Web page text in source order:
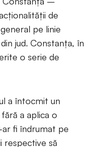
de
pe linie
jud. Constanța, în
o serie de
a întocmit un
a aplica o
fi îndrumat pe
respective să